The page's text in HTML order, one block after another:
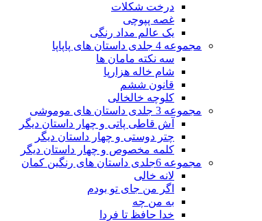
درخت شکلات
غصه پپوچی
یک عالم مداد رنگی
مجموعه 4 جلدی داستان های پاپاپا
سه نکته مامان ها
شام خاله هزارپا
قانون ششم
کلوچه خالخالی
مجموعه 3 جلدی داستان های موموشی
آش قاطی پاتی و چهار داستان دیگر
چتر دوستی و چهار داستان دیگر
کلمه مخصوص و چهار داستان دیگر
مجموعه 6جلدی داستان های رنگین کمان
لانه خالی
اگر من جای تو بودم
به من چه
خدا حافظ تا فردا